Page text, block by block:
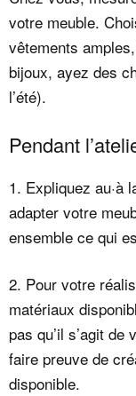
votre meuble.
vêtements
bijoux, ayez des
l’été).
Pendant
1. Expliquez au·à
adapter votre
ensemble ce qui
2. Pour votre
matériaux
pas qu’il s’agit
faire preuve de
disponible.